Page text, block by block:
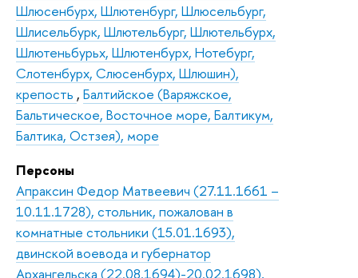
Шлюсенбурх, Шлютенбург, Шлюсельбург,
Шлисельбурк, Шлютельбург, Шлютельбурх,
Шлютеньбурьх, Шлютенбурх, Нотебург,
Слотенбурх, Слюсенбурх, Шлюшин),
крепость , Балтийское (Варяжское,
Бальтическое, Восточное море, Балтикум,
Балтика, Остзея), море
Персоны
Апраксин Федор Матвеевич (27.11.1661 –
10.11.1728), стольник, пожалован в
комнатные стольники (15.01.1693),
двинской воевода и губернатор
Архангельска (22.08.1694)-20.02.1698),